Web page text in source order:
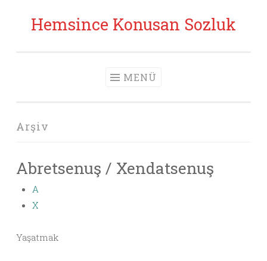
İçeriğe geç
Hemsince Konusan Sozluk
MENÜ
Arşiv
Abretsenuş / Xendatsenuş
A
X
Yaşatmak